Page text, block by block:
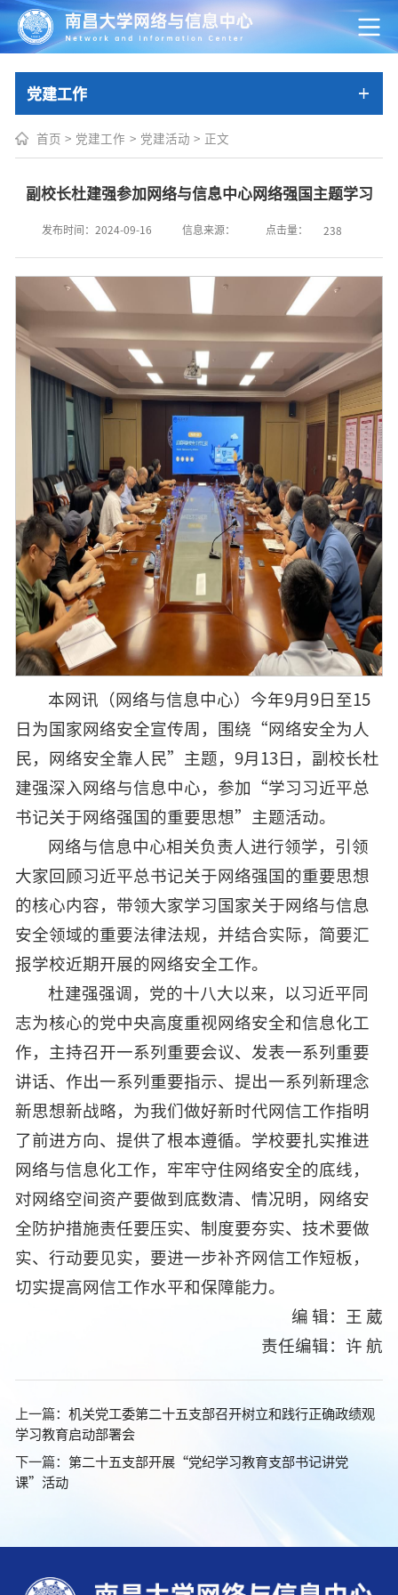
党建工作
首页 > 党建工作 > 党建活动 > 正文
副校长杜建强参加网络与信息中心网络强国主题学习
发布时间：2024-09-16 信息来源： 点击量： 238
本网讯（网络与信息中心）今年9月9日至15
日为国家网络安全宣传周，围绕“网络安全为人
民，网络安全靠人民”主题，9月13日，副校长杜
建强深入网络与信息中心，参加“学习习近平总
书记关于网络强国的重要思想”主题活动。
网络与信息中心相关负责人进行领学，引领
大家回顾习近平总书记关于网络强国的重要思想
的核心内容，带领大家学习国家关于网络与信息
安全领域的重要法律法规，并结合实际，简要汇
报学校近期开展的网络安全工作。
杜建强强调，党的十八大以来，以习近平同
志为核心的党中央高度重视网络安全和信息化工
作，主持召开一系列重要会议、发表一系列重要
讲话、作出一系列重要指示、提出一系列新理念
新思想新战略，为我们做好新时代网信工作指明
了前进方向、提供了根本遵循。学校要扎实推进
网络与信息化工作，牢牢守住网络安全的底线，
对网络空间资产要做到底数清、情况明，网络安
全防护措施责任要压实、制度要夯实、技术要做
实、行动要见实，要进一步补齐网信工作短板，
切实提高网信工作水平和保障能力。
编 辑：王 葳
责任编辑：许 航
上一篇： 机关党工委第二十五支部召开树立和践行正确政绩观
学习教育启动部署会
下一篇： 第二十五支部开展“党纪学习教育支部书记讲党
课”活动